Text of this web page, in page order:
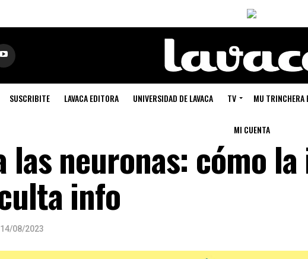
SUSCRIBITE LAVACA EDITORA UNIVERSIDAD DE LAVACA TV MU TRINCHERA
MI CUENTA
las neuronas: cómo
info
14/08/2023